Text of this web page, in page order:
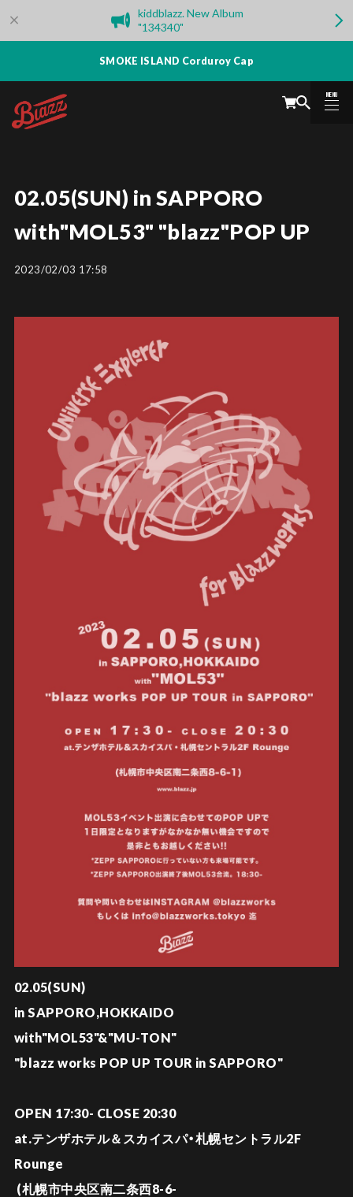
kiddblazz. New Album
"134340"
SMOKE ISLAND Corduroy Cap
MENU
CLOSE
02.05(SUN) in SAPPORO
with"MOL53" "blazz"POP UP
2023/02/03 17:58
02.05(SUN)
in SAPPORO,HOKKAIDO
with"MOL53"&"MU-TON"
"blazz works POP UP TOUR in SAPPORO"
OPEN 17:30- CLOSE 20:30
at.テンザホテル＆スカイスパ・札幌セントラル2F
Rounge
(札幌市中央区南二条西8-6-